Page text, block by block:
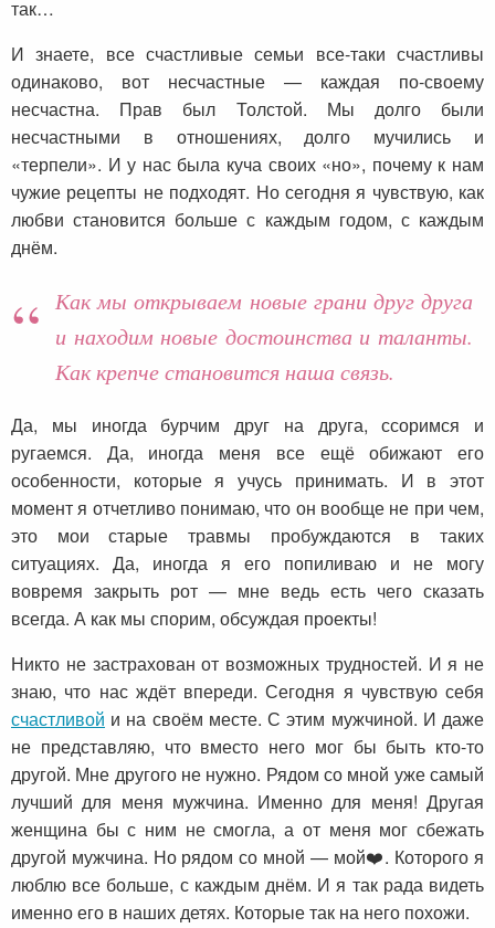
так…
И знаете, все счастливые семьи все-таки счастливы
одинаково, вот несчастные — каждая по-своему
несчастна. Прав был Толстой. Мы долго были
несчастными в отношениях, долго мучились и
«терпели». И у нас была куча своих «но», почему к нам
чужие рецепты не подходят. Но сегодня я чувствую, как
любви становится больше с каждым годом, с каждым
днём.
Как мы открываем новые грани друг друга
и находим новые достоинства и таланты.
Как крепче становится наша связь.
Да, мы иногда бурчим друг на друга, ссоримся и
ругаемся. Да, иногда меня все ещё обижают его
особенности, которые я учусь принимать. И в этот
момент я отчетливо понимаю, что он вообще не при чем,
это мои старые травмы пробуждаются в таких
ситуациях. Да, иногда я его попиливаю и не могу
вовремя закрыть рот — мне ведь есть чего сказать
всегда. А как мы спорим, обсуждая проекты!
Никто не застрахован от возможных трудностей. И я не
знаю, что нас ждёт впереди. Сегодня я чувствую себя
счастливой и на своём месте. С этим мужчиной. И даже
не представляю, что вместо него мог бы быть кто-то
другой. Мне другого не нужно. Рядом со мной уже самый
лучший для меня мужчина. Именно для меня! Другая
женщина бы с ним не смогла, а от меня мог сбежать
другой мужчина. Но рядом со мной — мой❤️. Которого я
люблю все больше, с каждым днём. И я так рада видеть
именно его в наших детях. Которые так на него похожи.